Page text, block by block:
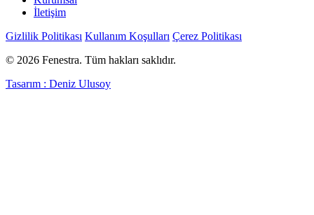
İletişim
Gizlilik Politikası Kullanım Koşulları Çerez Politikası
© 2026 Fenestra. Tüm hakları saklıdır.
Tasarım : Deniz Ulusoy